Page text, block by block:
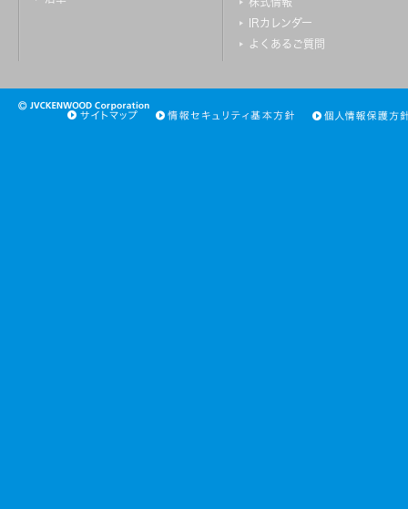
IRカレンダー
よくあるご質問